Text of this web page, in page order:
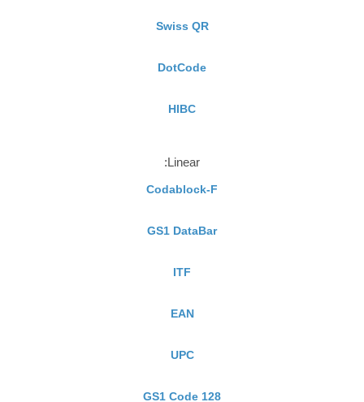
Swiss QR
DotCode
HIBC
Linear:
Codablock-F
GS1 DataBar
ITF
EAN
UPC
GS1 Code 128